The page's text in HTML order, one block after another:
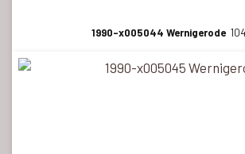
1990-x005044 Wernigerode